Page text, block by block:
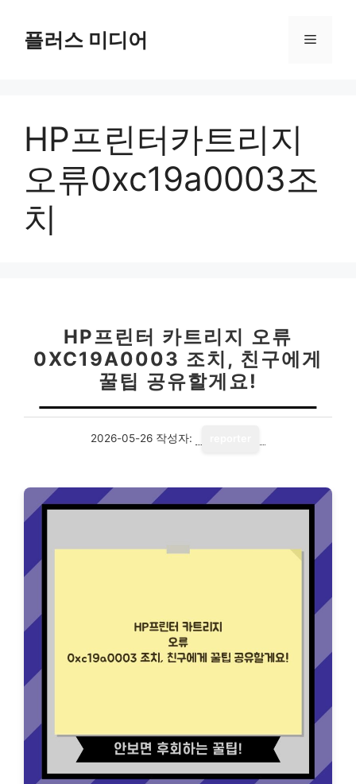
플러스 미디어 메
HP프린터카트리지
오류0xc19a0003조
치
HP프린터 카트리지 오류
0XC19A0003 조치, 친구에게
꿀팁 공유할게요!
2026-05-26 작성자: